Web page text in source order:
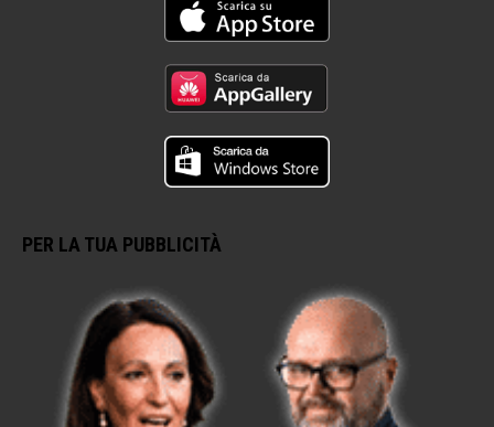
PER LA TUA PUBBLICITÀ